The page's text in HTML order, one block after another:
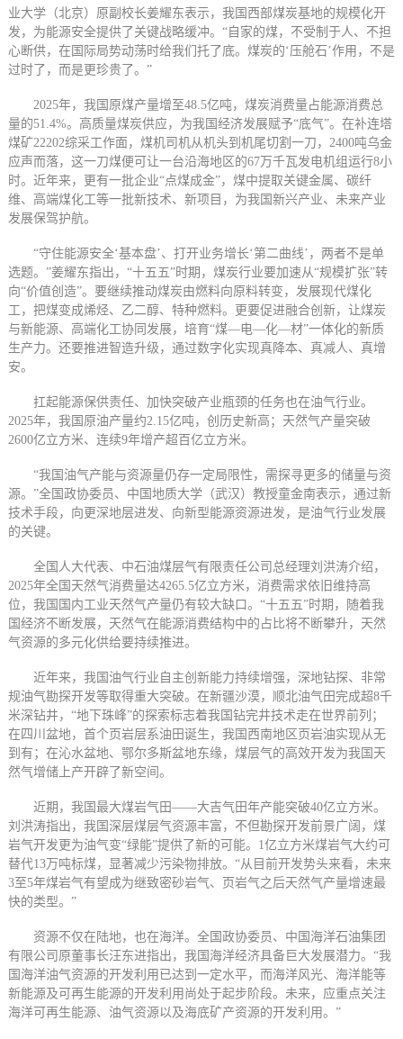
业大学（北京）原副校长姜耀东表示，我国西部煤炭基地的规模化开
发，为能源安全提供了关键战略缓冲。“自家的煤，不受制于人、不担
心断供，在国际局势动荡时给我们托了底。煤炭的‘压舱石’作用，不是
过时了，而是更珍贵了。”
2025年，我国原煤产量增至48.5亿吨，煤炭消费量占能源消费总
量的51.4%。高质量煤炭供应，为我国经济发展赋予“底气”。在补连塔
煤矿22202综采工作面，煤机司机从机头到机尾切割一刀，2400吨乌金
应声而落，这一刀煤便可让一台沿海地区的67万千瓦发电机组运行8小
时。近年来，更有一批企业“点煤成金”，煤中提取关键金属、碳纤
维、高端煤化工等一批新技术、新项目，为我国新兴产业、未来产业
发展保驾护航。
“守住能源安全‘基本盘’、打开业务增长‘第二曲线’，两者不是单
选题。”姜耀东指出，“十五五”时期，煤炭行业要加速从“规模扩张”转
向“价值创造”。要继续推动煤炭由燃料向原料转变，发展现代煤化
工，把煤变成烯烃、乙二醇、特种燃料。更要促进融合创新，让煤炭
与新能源、高端化工协同发展，培育“煤—电—化—材”一体化的新质
生产力。还要推进智造升级，通过数字化实现真降本、真减人、真增
安。
扛起能源保供责任、加快突破产业瓶颈的任务也在油气行业。
2025年，我国原油产量约2.15亿吨，创历史新高；天然气产量突破
2600亿立方米、连续9年增产超百亿立方米。
“我国油气产能与资源量仍存一定局限性，需探寻更多的储量与资
源。”全国政协委员、中国地质大学（武汉）教授童金南表示，通过新
技术手段，向更深地层进发、向新型能源资源进发，是油气行业发展
的关键。
全国人大代表、中石油煤层气有限责任公司总经理刘洪涛介绍，
2025年全国天然气消费量达4265.5亿立方米，消费需求依旧维持高
位，我国国内工业天然气产量仍有较大缺口。“十五五”时期，随着我
国经济不断发展，天然气在能源消费结构中的占比将不断攀升，天然
气资源的多元化供给要持续推进。
近年来，我国油气行业自主创新能力持续增强，深地钻探、非常
规油气勘探开发等取得重大突破。在新疆沙漠，顺北油气田完成超8千
米深钻井，“地下珠峰”的探索标志着我国钻完井技术走在世界前列；
在四川盆地，首个页岩层系油田诞生，我国西南地区页岩油实现从无
到有；在沁水盆地、鄂尔多斯盆地东缘，煤层气的高效开发为我国天
然气增储上产开辟了新空间。
近期，我国最大煤岩气田——大吉气田年产能突破40亿立方米。
刘洪涛指出，我国深层煤层气资源丰富，不但勘探开发前景广阔，煤
岩气开发更为油气变“绿能”提供了新的可能。1亿立方米煤岩气大约可
替代13万吨标煤，显著减少污染物排放。“从目前开发势头来看，未来
3至5年煤岩气有望成为继致密砂岩气、页岩气之后天然气产量增速最
快的类型。”
资源不仅在陆地，也在海洋。全国政协委员、中国海洋石油集团
有限公司原董事长汪东进指出，我国海洋经济具备巨大发展潜力。“我
国海洋油气资源的开发利用已达到一定水平，而海洋风光、海洋能等
新能源及可再生能源的开发利用尚处于起步阶段。未来，应重点关注
海洋可再生能源、油气资源以及海底矿产资源的开发利用。”